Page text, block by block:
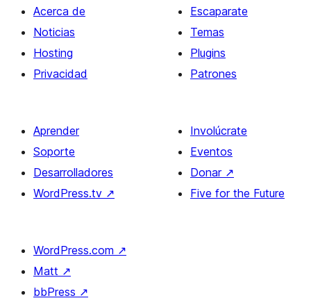
Acerca de
Noticias
Hosting
Privacidad
Escaparate
Temas
Plugins
Patrones
Aprender
Soporte
Desarrolladores
WordPress.tv ↗
Involúcrate
Eventos
Donar ↗
Five for the Future
WordPress.com ↗
Matt ↗
bbPress ↗